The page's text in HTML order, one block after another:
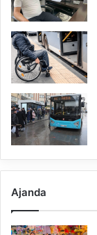
Ajanda